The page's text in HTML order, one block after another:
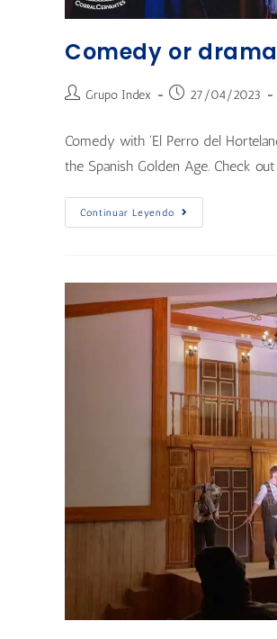
Comedy or
Grupo Index 27/04/2023
Comedy with 'El Perro del
the Spanish Golden Age. Check
Continuar Leyendo